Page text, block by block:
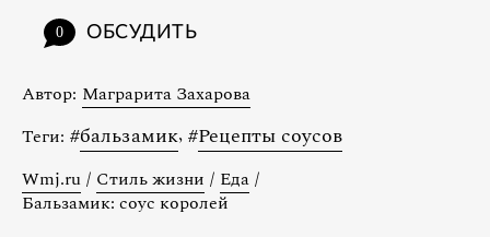
0 ОБСУДИТЬ
Автор: Маграрита Захарова
Теги: #бальзамик, #Рецепты соусов
Wmj.ru / Стиль жизни / Еда /
Бальзамик: соус королей